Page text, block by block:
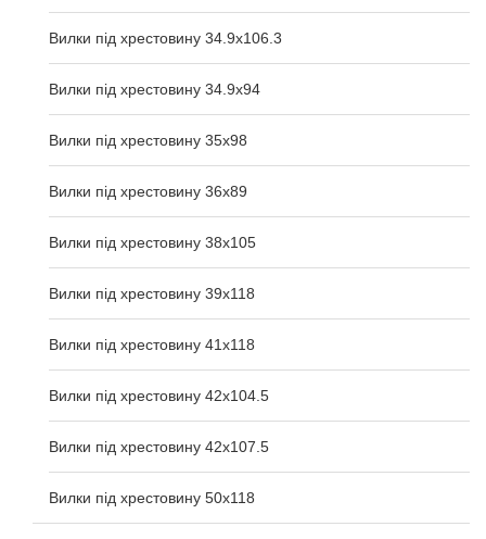
Вилки під хрестовину 34.9x106.3
Вилки під хрестовину 34.9x94
Вилки під хрестовину 35x98
Вилки під хрестовину 36x89
Вилки під хрестовину 38x105
Вилки під хрестовину 39x118
Вилки під хрестовину 41x118
Вилки під хрестовину 42x104.5
Вилки під хрестовину 42x107.5
Вилки під хрестовину 50x118